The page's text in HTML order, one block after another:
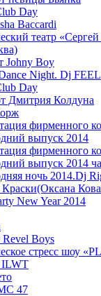
Day
Baccardi
театр
Johny Boy
Night. Dj FEEL
Day
Дмитрия Колдуна
фирменного
выпуск 2014
фирменного
выпуск 2014
ночь 2014.Dj
New Year 2014
Boys
стресс шоу
ILWT
47